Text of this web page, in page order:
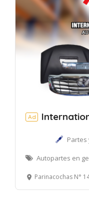
Ad
Partes
Autopartes en
Parinacochas N°